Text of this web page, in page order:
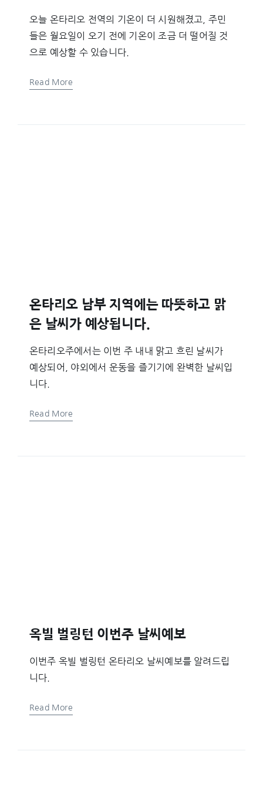
오늘 온타리오 전역의 기온이 더 시원해졌고, 주민
들은 월요일이 오기 전에 기온이 조금 더 떨어질 것
으로 예상할 수 있습니다.
Read More
온타리오 남부 지역에는 따뜻하고 맑
은 날씨가 예상됩니다.
온타리오주에서는 이번 주 내내 맑고 흐린 날씨가
예상되어, 야외에서 운동을 즐기기에 완벽한 날씨입
니다.
Read More
옥빌 벌링턴 이번주 날씨예보
이번주 옥빌 벌링턴 온타리오 날씨예보를 알려드립
니다.
Read More